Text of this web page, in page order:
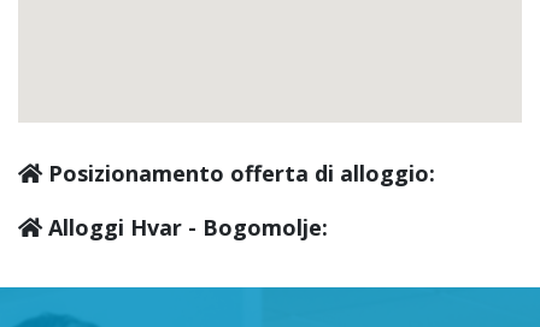
Posizionamento offerta di alloggio:
Alloggi Hvar - Bogomolje: